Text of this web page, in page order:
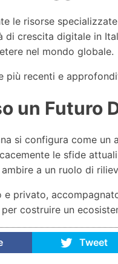
le risorse
crescita digitale in
nel mondo globale.
più recenti e
un Futuro
si configura come un
le sfide
a un ruolo di
privato,
costruire un
Tweet